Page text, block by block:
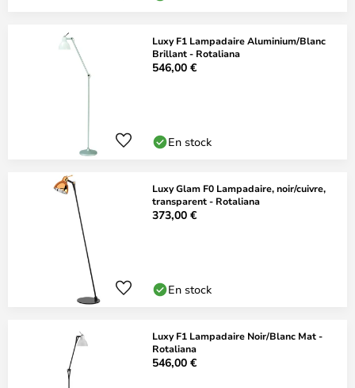
Luxy F1 Lampadaire Aluminium/Blanc
Brillant - Rotaliana
546,00 €
En stock
Luxy Glam F0 Lampadaire, noir/cuivre,
transparent - Rotaliana
373,00 €
En stock
Luxy F1 Lampadaire Noir/Blanc Mat -
Rotaliana
546,00 €